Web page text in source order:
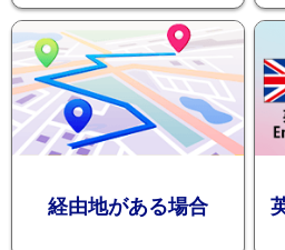
会
経由地がある場合